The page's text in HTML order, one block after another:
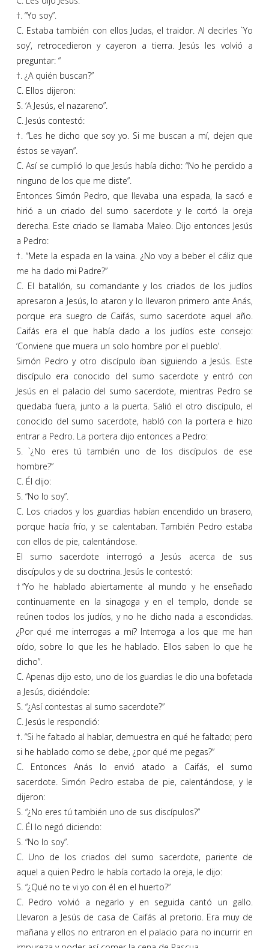
†. “Yo soy”.
C. Estaba también con ellos Judas, el traidor. Al decirles `Yo
soy’, retrocedieron y cayeron a tierra. Jesús les volvió a
preguntar: “
†. ¿A quién buscan?”
C. Ellos dijeron:
S. ‘A Jesús, el nazareno”.
C. Jesús contestó:
†. “Les he dicho que soy yo. Si me buscan a mí, dejen que
éstos se vayan”.
C. Así se cumplió lo que Jesús había dicho: “No he perdido a
ninguno de los que me diste”.
Entonces Simón Pedro, que llevaba una espada, la sacó e
hirió a un criado del sumo sacerdote y le cortó la oreja
derecha. Este criado se llamaba Maleo. Dijo entonces Jesús
a Pedro:
†. “Mete la espada en la vaina. ¿No voy a beber el cáliz que
me ha dado mi Padre?”
C. El batallón, su comandante y los criados de los judíos
apresaron a Jesús, lo ataron y lo llevaron primero ante Anás,
porque era suegro de Caifás, sumo sacerdote aquel año.
Caifás era el que había dado a los judíos este consejo:
‘Conviene que muera un solo hombre por el pueblo’.
Simón Pedro y otro discípulo iban siguiendo a Jesús. Este
discípulo era conocido del sumo sacerdote y entró con
Jesús en el palacio del sumo sacerdote, mientras Pedro se
quedaba fuera, junto a la puerta. Salió el otro discípulo, el
conocido del sumo sacerdote, habló con la portera e hizo
entrar a Pedro. La portera dijo entonces a Pedro:
S. `¿No eres tú también uno de los discípulos de ese
hombre?”
C. Él dijo:
S. “No lo soy”.
C. Los criados y los guardias habían encendido un brasero,
porque hacía frío, y se calentaban. También Pedro estaba
con ellos de pie, calentándose.
El sumo sacerdote interrogó a Jesús acerca de sus
discípulos y de su doctrina. Jesús le contestó:
†”Yo he hablado abiertamente al mundo y he enseñado
continuamente en la sinagoga y en el templo, donde se
reúnen todos los judíos, y no he dicho nada a escondidas.
¿Por qué me interrogas a mí? Interroga a los que me han
oído, sobre lo que les he hablado. Ellos saben lo que he
dicho”.
C. Apenas dijo esto, uno de los guardias le dio una bofetada
a Jesús, diciéndole:
S. “¿Así contestas al sumo sacerdote?”
C. Jesús le respondió:
†. “Si he faltado al hablar, demuestra en qué he faltado; pero
si he hablado como se debe, ¿por qué me pegas?”
C. Entonces Anás lo envió atado a Caifás, el sumo
sacerdote. Simón Pedro estaba de pie, calentándose, y le
dijeron:
S. “¿No eres tú también uno de sus discípulos?”
C. Él lo negó diciendo:
S. “No lo soy”.
C. Uno de los criados del sumo sacerdote, pariente de
aquel a quien Pedro le había cortado la oreja, le dijo:
S. “¿Qué no te vi yo con él en el huerto?”
C. Pedro volvió a negarlo y en seguida cantó un gallo.
Llevaron a Jesús de casa de Caifás al pretorio. Era muy de
mañana y ellos no entraron en el palacio para no incurrir en